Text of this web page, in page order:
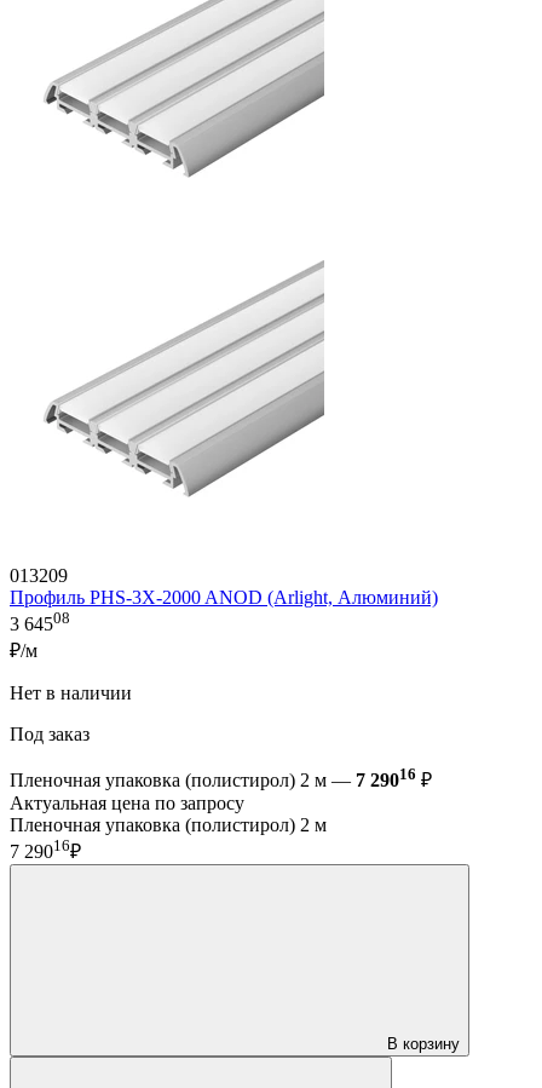
013209
Профиль PHS-3X-2000 ANOD (Arlight, Алюминий)
3 64508
₽/м
Нет в наличии
Под заказ
Пленочная упаковка (полистирол) 2 м — 7 29016 ₽
Актуальная цена по запросу
Пленочная упаковка (полистирол) 2 м
7 29016₽
В корзину